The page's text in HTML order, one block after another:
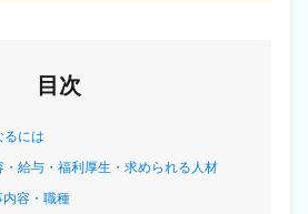
目次
るには
給与・福利厚生・求められる人材
容・職種